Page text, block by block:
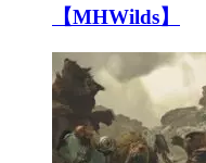
【MHWilds】